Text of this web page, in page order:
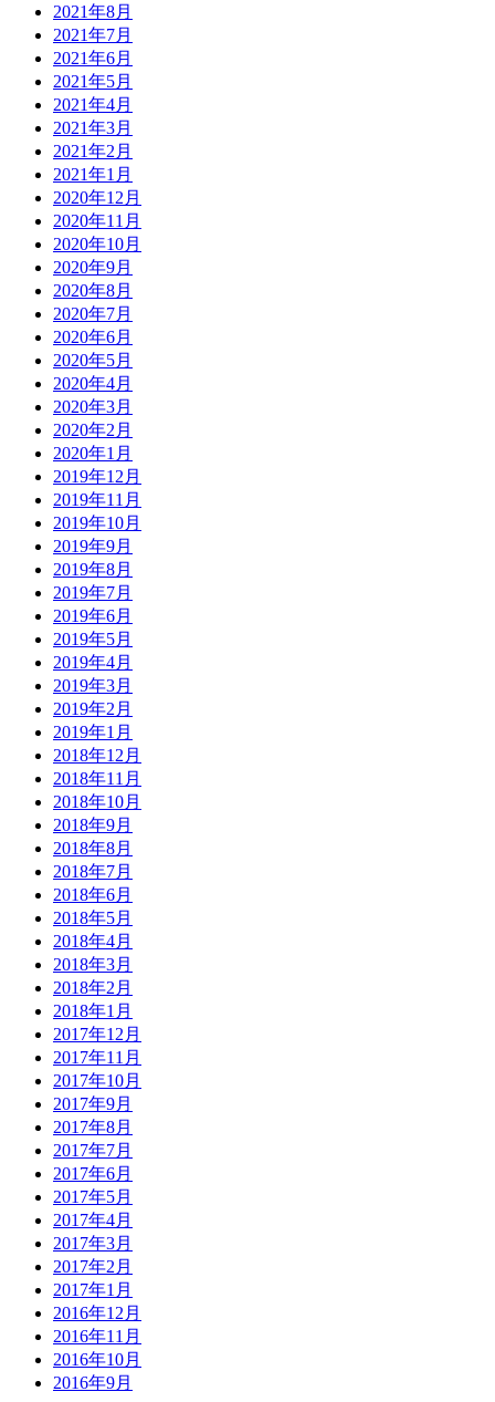
2021年8月
2021年7月
2021年6月
2021年5月
2021年4月
2021年3月
2021年2月
2021年1月
2020年12月
2020年11月
2020年10月
2020年9月
2020年8月
2020年7月
2020年6月
2020年5月
2020年4月
2020年3月
2020年2月
2020年1月
2019年12月
2019年11月
2019年10月
2019年9月
2019年8月
2019年7月
2019年6月
2019年5月
2019年4月
2019年3月
2019年2月
2019年1月
2018年12月
2018年11月
2018年10月
2018年9月
2018年8月
2018年7月
2018年6月
2018年5月
2018年4月
2018年3月
2018年2月
2018年1月
2017年12月
2017年11月
2017年10月
2017年9月
2017年8月
2017年7月
2017年6月
2017年5月
2017年4月
2017年3月
2017年2月
2017年1月
2016年12月
2016年11月
2016年10月
2016年9月